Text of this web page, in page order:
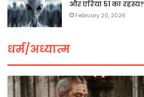
और एरिया 51 का रहस्य?
February 20, 2026
धर्म/अध्यात्म